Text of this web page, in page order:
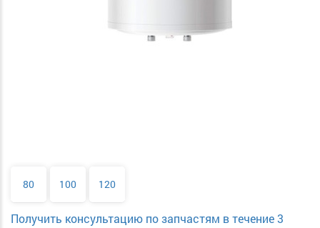
80 100 120
Получить консультацию по запчастям в течение 3